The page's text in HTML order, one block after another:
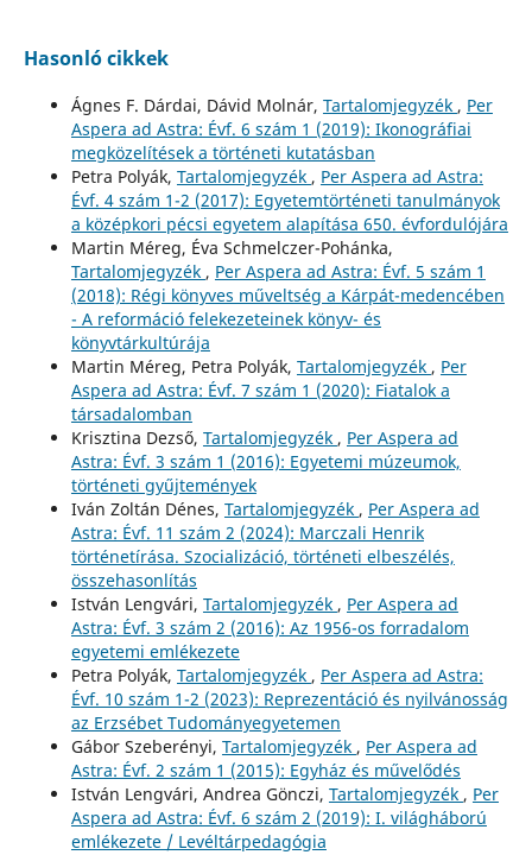
Hasonló cikkek
Ágnes F. Dárdai, Dávid Molnár, Tartalomjegyzék , Per
Aspera ad Astra: Évf. 6 szám 1 (2019): Ikonográfiai
megközelítések a történeti kutatásban
Petra Polyák, Tartalomjegyzék , Per Aspera ad Astra:
Évf. 4 szám 1-2 (2017): Egyetemtörténeti tanulmányok
a középkori pécsi egyetem alapítása 650. évfordulójára
Martin Méreg, Éva Schmelczer-Pohánka,
Tartalomjegyzék , Per Aspera ad Astra: Évf. 5 szám 1
(2018): Régi könyves műveltség a Kárpát-medencében
- A reformáció felekezeteinek könyv- és
könyvtárkultúrája
Martin Méreg, Petra Polyák, Tartalomjegyzék , Per
Aspera ad Astra: Évf. 7 szám 1 (2020): Fiatalok a
társadalomban
Krisztina Dezső, Tartalomjegyzék , Per Aspera ad
Astra: Évf. 3 szám 1 (2016): Egyetemi múzeumok,
történeti gyűjtemények
Iván Zoltán Dénes, Tartalomjegyzék , Per Aspera ad
Astra: Évf. 11 szám 2 (2024): Marczali Henrik
történetírása. Szocializáció, történeti elbeszélés,
összehasonlítás
István Lengvári, Tartalomjegyzék , Per Aspera ad
Astra: Évf. 3 szám 2 (2016): Az 1956-os forradalom
egyetemi emlékezete
Petra Polyák, Tartalomjegyzék , Per Aspera ad Astra:
Évf. 10 szám 1-2 (2023): Reprezentáció és nyilvánosság
az Erzsébet Tudományegyetemen
Gábor Szeberényi, Tartalomjegyzék , Per Aspera ad
Astra: Évf. 2 szám 1 (2015): Egyház és művelődés
István Lengvári, Andrea Gönczi, Tartalomjegyzék , Per
Aspera ad Astra: Évf. 6 szám 2 (2019): I. világháború
emlékezete / Levéltárpedagógia